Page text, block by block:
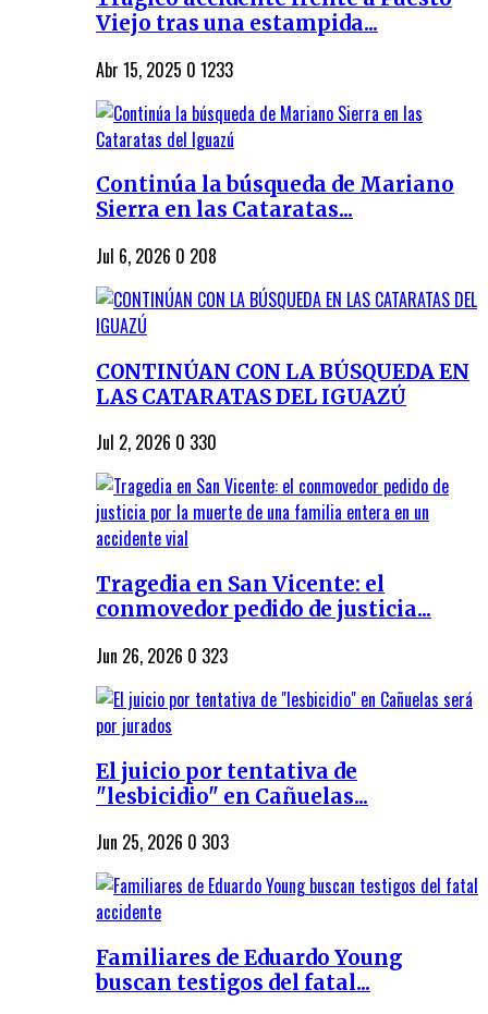
Viejo tras una estampida...
Abr 15, 2025 0 1233
Continúa la búsqueda de Mariano
Sierra en las Cataratas...
Jul 6, 2026 0 208
CONTINÚAN CON LA BÚSQUEDA EN
LAS CATARATAS DEL IGUAZÚ
Jul 2, 2026 0 330
Tragedia en San Vicente: el
conmovedor pedido de justicia...
Jun 26, 2026 0 323
El juicio por tentativa de
"lesbicidio" en Cañuelas...
Jun 25, 2026 0 303
Familiares de Eduardo Young
buscan testigos del fatal...